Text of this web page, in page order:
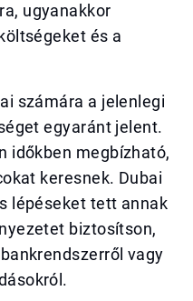
ugyanakkor
és a
számára a jelenlegi
egyaránt jelent.
időkben megbízható,
keresnek. Dubai
lépéseket tett annak
biztosítson,
vagy